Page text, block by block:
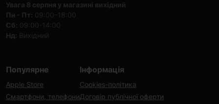
Увага 8 серпня у магазині вихідний
Пн - Пт: 09:00–18:00
Сб: 09:00-14:00
Нд: Вихідний
Популярне
Apple Store
Смартфони, телефони
Інформація
Cookies-політика
Договір публічної оферти